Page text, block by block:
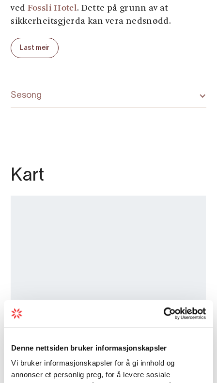
Denne nettsiden bruker informasjonskapsler
Vi bruker informasjonskapsler for å gi innhold og
annonser et personlig preg, for å levere sosiale
ved Fossli Hotel. Dette på grunn av at
sikkerheitsgjerda kan vera nedsnødd.
Sesong:
​​​​Ver oppmerksam på at Vøringsfossen er oppe
klede, då det kan vere snø og tøffe verforhold
ved fossen. Parkering og toalettanlegg ved
grunn av snø, is og værforhold. Ved ferdsel på
utsiktspunkta, må det til einkvar tid takast
Last meir
Sesong
Kart